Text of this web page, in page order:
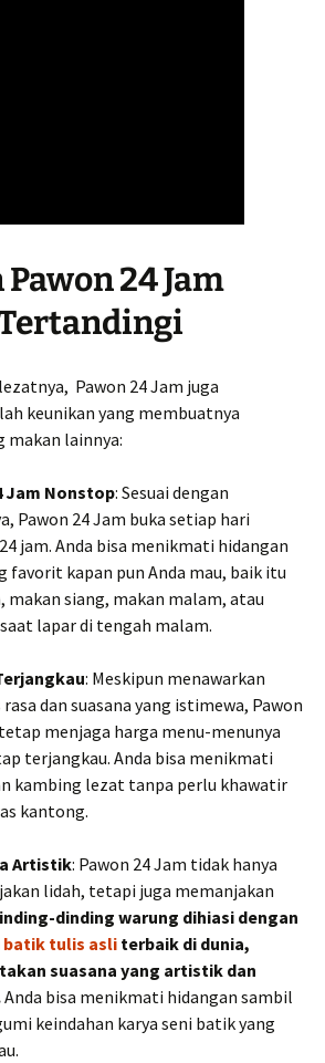
24 Jam
Pawon 24 Jam juga
keunikan yang membuatnya
makan lainnya:
Jam Nonstop: Sesuai dengan
Pawon 24 Jam buka setiap hari
jam. Anda bisa menikmati hidangan
favorit kapan pun Anda mau, baik itu
makan siang, makan malam, atau
lapar di tengah malam.
: Meskipun menawarkan
dan suasana yang istimewa, Pawon
menjaga harga menu-menunya
terjangkau. Anda bisa menikmati
kambing lezat tanpa perlu khawatir
kantong.
Artistik: Pawon 24 Jam tidak hanya
lidah, tetapi juga memanjakan
dinding warung dihiasi dengan
tulis asli terbaik di dunia,
suasana yang artistik dan
Anda bisa menikmati hidangan sambil
keindahan karya seni batik yang